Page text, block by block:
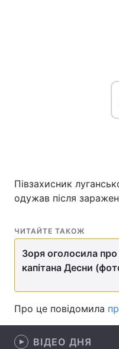
Головна
Економіка
Зброя
Півзахисник
одужав після
ЧИТАЙТЕ ТАКОЖ
Зоря оголосила
капітана Десни
Про це повідомила
ВІДЕО ДНЯ